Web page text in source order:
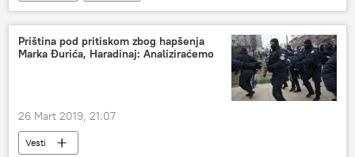
Priština pod pritiskom zbog hapšenja
Marka Đurića, Haradinaj: Analiziraćemo
26 Mart 2019, 21:07
Vesti